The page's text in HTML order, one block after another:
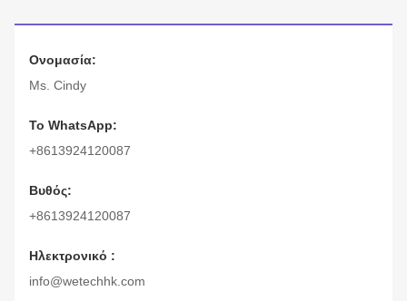
Ονομασία:
Ms. Cindy
Το WhatsApp:
+8613924120087
Βυθός:
+8613924120087
Ηλεκτρονικό :
info@wetechhk.com